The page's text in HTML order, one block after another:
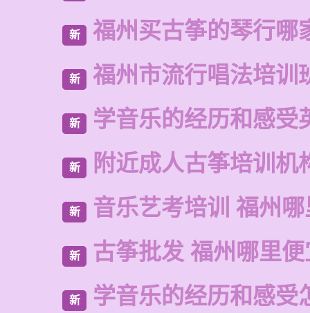
新 福州买古筝的琴行哪
新 福州市流行唱法培训
新 学音乐的经历和感受
新 附近成人古筝培训机
新 音乐艺考培训 福州
新 古筝批发 福州哪里
新 学音乐的经历和感受